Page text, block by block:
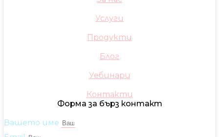
Услуги
Продукти
Блог
Уебинари
Контакти
Форма за бърз контакт
Вашето име